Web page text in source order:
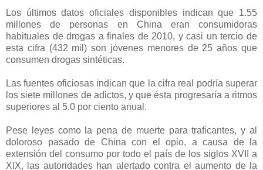
Los últimos datos oficiales disponibles indican que 1.55
millones de personas en China eran consumidoras
habituales de drogas a finales de 2010, y casi un tercio de
esta cifra (432 mil) son jóvenes menores de 25 años que
consumen drogas sintéticas.
Las fuentes oficiosas indican que la cifra real podría superar
los siete millones de adictos, y que ésta progresaría a ritmos
superiores al 5.0 por ciento anual.
Pese leyes como la pena de muerte para traficantes, y al
doloroso pasado de China con el opio, a causa de la
extensión del consumo por todo el país de los siglos XVII a
XIX, las autoridades han alertado contra el aumento de la